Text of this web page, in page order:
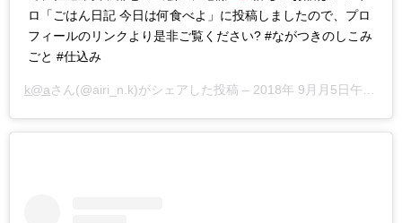
ロ「ごはん日記 今日は何食べよ」に投稿しましたので、プロ
フィールのリンクより是非ご覧ください? #ながつきのしこみ
ごと #仕込み
k@aさん(@airi_n.k)がシェアした投稿 – 2018年 9月月5日午後7時19分PDT